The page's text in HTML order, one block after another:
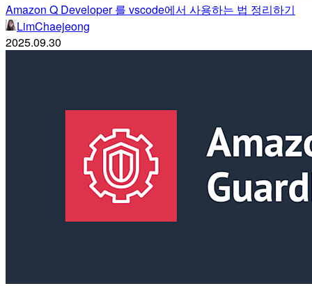
Amazon Q Developer 를 vscode에서 사용하는 법 정리하기
LimChaejeong
2025.09.30